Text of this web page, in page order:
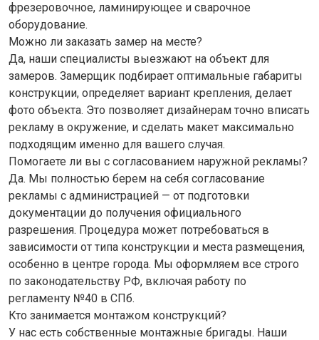
фрезеровочное, ламинирующее и сварочное
оборудование.
Можно ли заказать замер на месте?
Да, наши специалисты выезжают на объект для
замеров. Замерщик подбирает оптимальные габариты
конструкции, определяет вариант крепления, делает
фото объекта. Это позволяет дизайнерам точно вписать
рекламу в окружение, и сделать макет максимально
подходящим именно для вашего случая.
Помогаете ли вы с согласованием наружной рекламы?
Да. Мы полностью берем на себя согласование
рекламы с администрацией — от подготовки
документации до получения официального
разрешения. Процедура может потребоваться в
зависимости от типа конструкции и места размещения,
особенно в центре города. Мы оформляем все строго
по законодательству РФ, включая работу по
регламенту №40 в СПб.
Кто занимается монтажом конструкций?
У нас есть собственные монтажные бригады. Наши